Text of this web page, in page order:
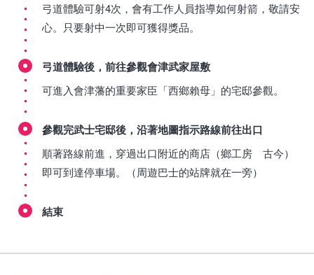
弓道體驗可射4次，會有工作人員指導如何射箭，敬請安
心。只要射中一次即可獲得獎品。
弓道體驗後，前往參觀會津武家屋敷
可進入會津藩的重要家臣「西鄉賴母」的宅邸參觀。
參觀完武士宅邸後，沿著地圖指示路線前往出口
順著路線前進，穿過出口附近的商店（鄉工房 古今）
即可到達停車場。（周遊巴士的站牌就在一旁）
結束